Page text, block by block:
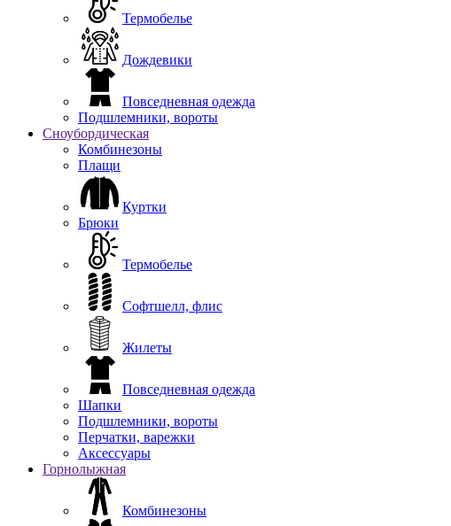
Термобелье
Дождевики
Повседневная одежда
Подшлемники, вороты
Сноубордическая
Комбинезоны
Плащи
Куртки
Брюки
Термобелье
Софтшелл, флис
Жилеты
Повседневная одежда
Шапки
Подшлемники, вороты
Перчатки, варежки
Аксессуары
Горнолыжная
Комбинезоны